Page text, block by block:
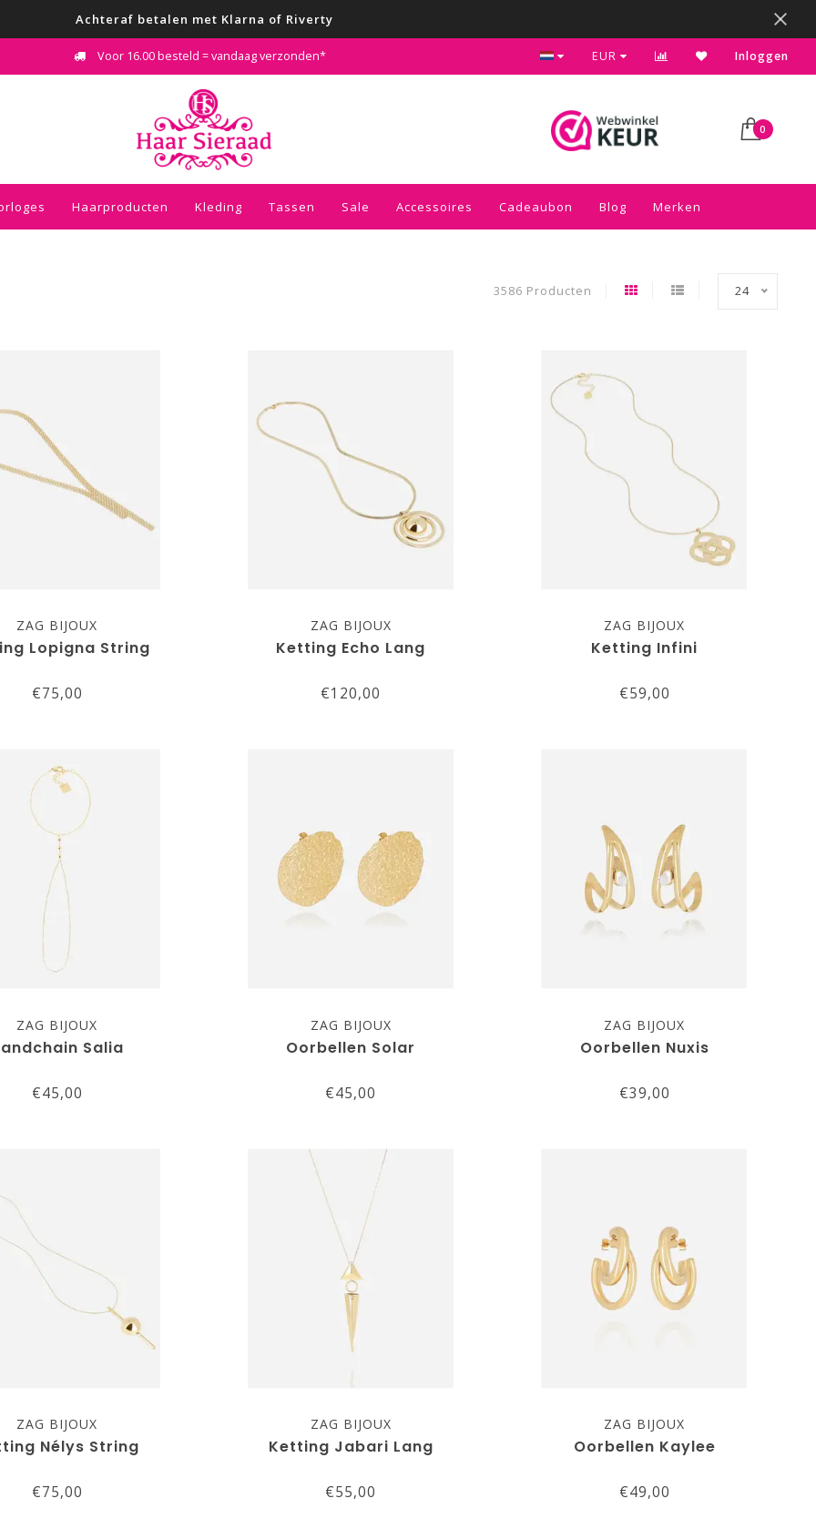
Achteraf betalen met Klarna of Riverty
Kies voor de gratis inpakservice in je winkelwagen Bezoek onze gezellige winkel in Sliedrecht
EUR Inloggen
0
Haarproducten Kleding Tassen Sale Accessoires Cadeaubon Blog Merken
3586 Producten 24
ZAG BIJOUX
Lopigna String
€75,00
ZAG BIJOUX
Ketting Echo Lang
€120,00
ZAG BIJOUX
Ketting Infini
€59,00
ZAG BIJOUX
Salia
€45,00
ZAG BIJOUX
Oorbellen Solar
€45,00
ZAG BIJOUX
Oorbellen Nuxis
€39,00
ZAG BIJOUX
Nélys String
€75,00
ZAG BIJOUX
Ketting Jabari Lang
€55,00
ZAG BIJOUX
Oorbellen Kaylee
€49,00